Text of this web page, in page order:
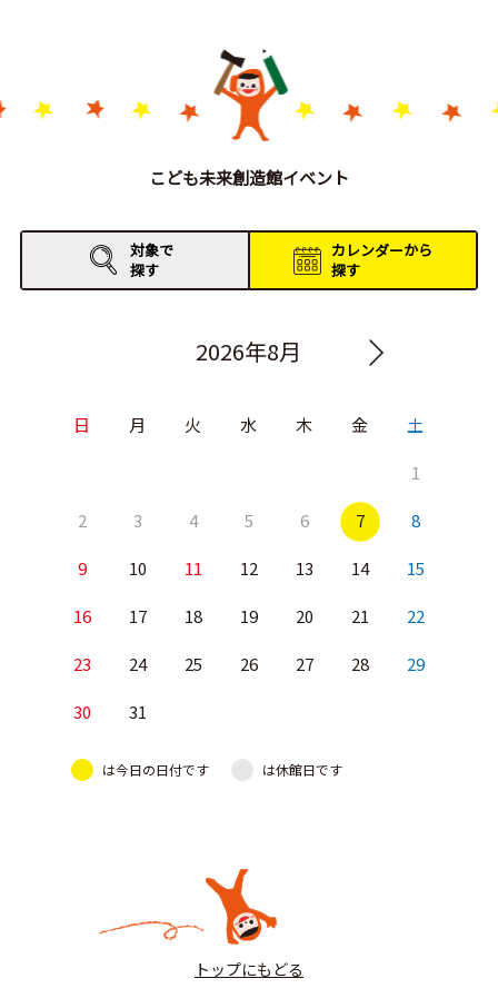
こども未来創造館イベント
対象で
探す
カレンダーから
探す
2026年8月
日 月 火 水 木 金 土
1
2 3 4 5 6 7 8
9 10 11 12 13 14 15
16 17 18 19 20 21 22
23 24 25 26 27 28 29
30 31
は今日の日付です は休館日です
トップにもどる